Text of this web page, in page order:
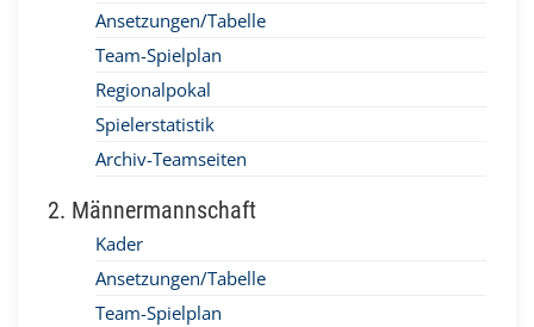
Ansetzungen/Tabelle
Team-Spielplan
Regionalpokal
Spielerstatistik
Archiv-Teamseiten
2. Männermannschaft
Kader
Ansetzungen/Tabelle
Team-Spielplan